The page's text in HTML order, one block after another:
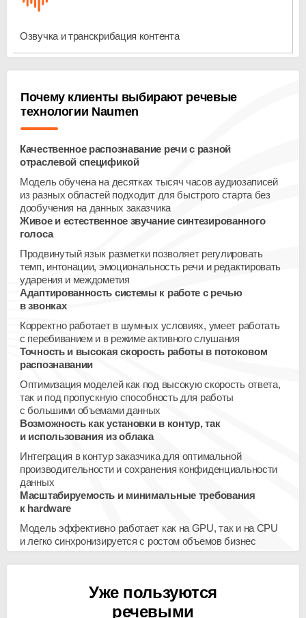
Озвучка и транскрибация контента
Почему клиенты выбирают речевые
технологии Naumen
Качественное распознавание речи с разной
отраслевой спецификой
Модель обучена на десятках тысяч часов аудиозаписей
из разных областей подходит для быстрого старта без
дообучения на данных заказчика
Живое и естественное звучание синтезированного
голоса
Продвинутый язык разметки позволяет регулировать
темп, интонации, эмоциональность речи и редактировать
ударения и междометия
Адаптированность системы к работе с речью
в звонках
Корректно работает в шумных условиях, умеет работать
с перебиванием и в режиме активного слушания
Точность и высокая скорость работы в потоковом
распознавании
Оптимизация моделей как под высокую скорость ответа,
так и под пропускную способность для работы
с большими объемами данных
Возможность как установки в контур, так
и использования из облака
Интеграция в контур заказчика для оптимальной
производительности и сохранения конфиденциальности
данных
Масштабируемость и минимальные требования
к hardware
Модель эффективно работает как на GPU, так и на CPU
и легко синхронизируется с ростом объемов бизнес
Уже пользуются
речевыми